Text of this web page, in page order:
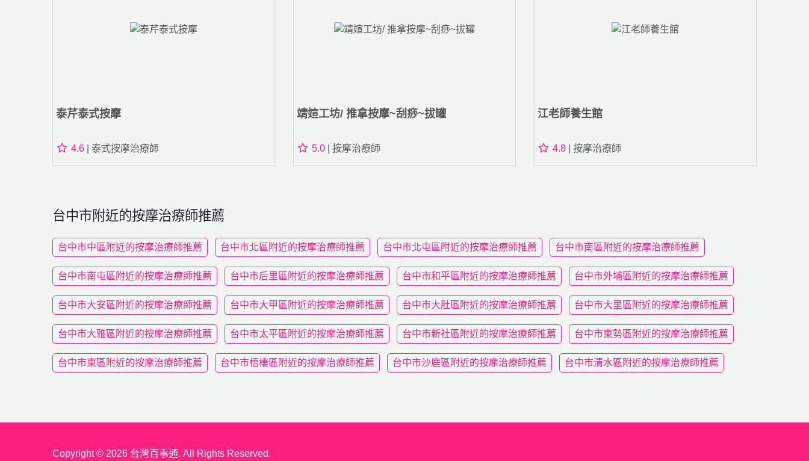
泰芹泰式按摩
4.6 | 泰式按摩治療師
靖媗工坊/ 推拿按摩~刮痧~拔罐
5.0 | 按摩治療師
江老師養生館
4.8 | 按摩治療師
台中市附近的按摩治療師推薦
台中市中區附近的按摩治療師推薦 台中市北區附近的按摩治療師推薦 台中市北屯區附近的按摩治療師推薦 台中市南區附近的按摩治療師推薦
台中市南屯區附近的按摩治療師推薦 台中市后里區附近的按摩治療師推薦 台中市和平區附近的按摩治療師推薦 台中市外埔區附近的按摩治療師推薦
台中市大安區附近的按摩治療師推薦 台中市大甲區附近的按摩治療師推薦 台中市大肚區附近的按摩治療師推薦 台中市大里區附近的按摩治療師推薦
台中市大雅區附近的按摩治療師推薦 台中市太平區附近的按摩治療師推薦 台中市新社區附近的按摩治療師推薦 台中市東勢區附近的按摩治療師推薦
台中市東區附近的按摩治療師推薦 台中市梧棲區附近的按摩治療師推薦 台中市沙鹿區附近的按摩治療師推薦 台中市清水區附近的按摩治療師推薦
Copyright © 2026 台灣百事通. All Rights Reserved.